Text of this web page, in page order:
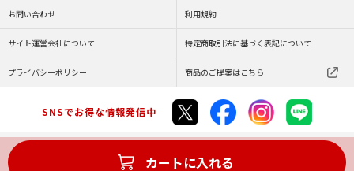
カートに入れる
お問い合わせ 利用規約
サイト運営会社について 特定商取引法に基づく表記について
プライバシーポリシー 商品のご提案はこちら
SNSでお得な情報発信中